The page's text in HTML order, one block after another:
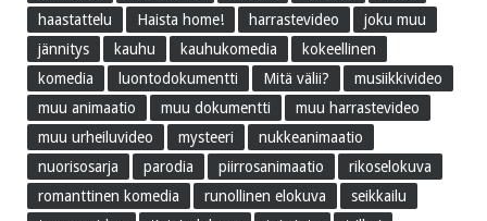
haastattelu
Haista home! harrastevideo
joku muu
jännitys
kauhu kauhukomedia
kokeellinen
komedia
luontodokumentti Mitä välii?
musiikkivideo
muu animaatio
muu dokumentti
muu harrastevideo
muu urheiluvideo
mysteeri
nukkeanimaatio
nuorisosarja
parodia piirrosanimaatio
rikoselokuva
romanttinen komedia
runollinen elokuva
seikkailu